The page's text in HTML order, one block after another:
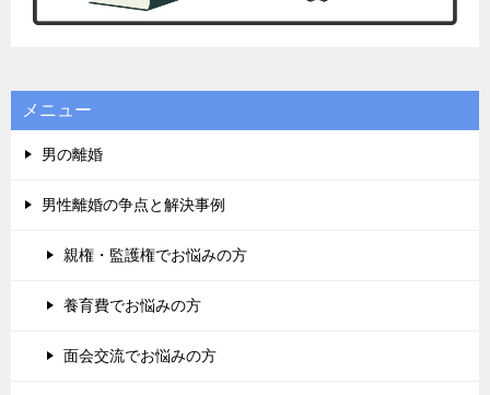
メニュー
男の離婚
男性離婚の争点と解決事例
親権・監護権でお悩みの方
養育費でお悩みの方
面会交流でお悩みの方